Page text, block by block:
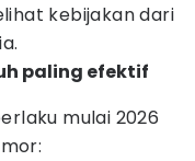
kebijakan dari
paling efektif
mulai 2026